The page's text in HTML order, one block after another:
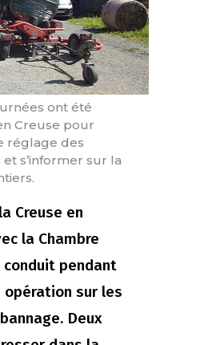
ont été
Creuse pour
réglage des
s’informer sur la
Creuse en
la Chambre
conduit pendant
opération sur les
Deux